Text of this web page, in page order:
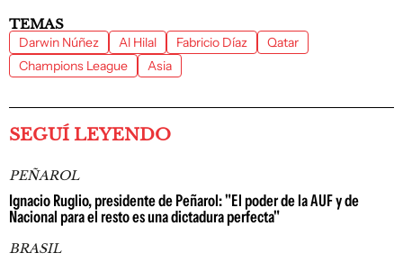
TEMAS
Darwin Núñez Al Hilal Fabricio Díaz
Qatar
Champions League
Asia
SEGUÍ LEYENDO
PEÑAROL
Ignacio Ruglio, presidente de Peñarol: "El poder de la AUF y de
Nacional para el resto es una dictadura perfecta"
BRASIL